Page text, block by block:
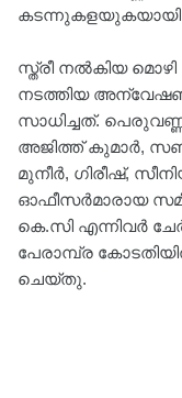
സ്ത്രീ നൽകിയ മൊഴി
നടത്തിയ
സാധിച്ചത്.
അജിത്ത് കുമാര്‍,
മുനീര്‍, ഗിരീഷ്,
ഓഫീസര്‍മാരായ
കെ.സി എന്നിവര്‍
പേരാമ്പ്ര
ചെയ്തു.